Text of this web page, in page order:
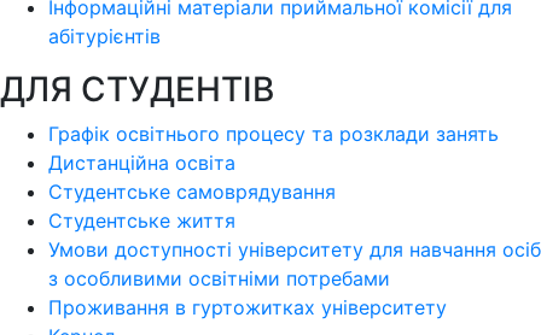
Інформаційні матеріали приймальної комісії для
абітурієнтів
ДЛЯ СТУДЕНТІВ
Графік освітнього процесу та розклади занять
Дистанційна освіта
Студентське самоврядування
Студентське життя
Умови доступності університету для навчання осіб
з особливими освітніми потребами
Проживання в гуртожитках університету